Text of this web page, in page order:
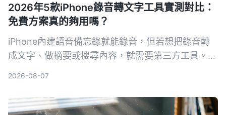
2026年5款iPhone錄音轉文字工具實測對比：
免費方案真的夠用嗎？
iPhone內建語音備忘錄就能錄音，但若想把錄音轉
成文字、做摘要或搜尋內容，就需要第三方工具。本
2026-08-07